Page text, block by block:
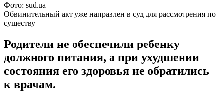
Фото: sud.ua
Обвинительный акт уже направлен в суд для рассмотрения по
существу
Родители не обеспечили ребенку
должного питания, а при ухудшении
состояния его здоровья не обратились
к врачам.